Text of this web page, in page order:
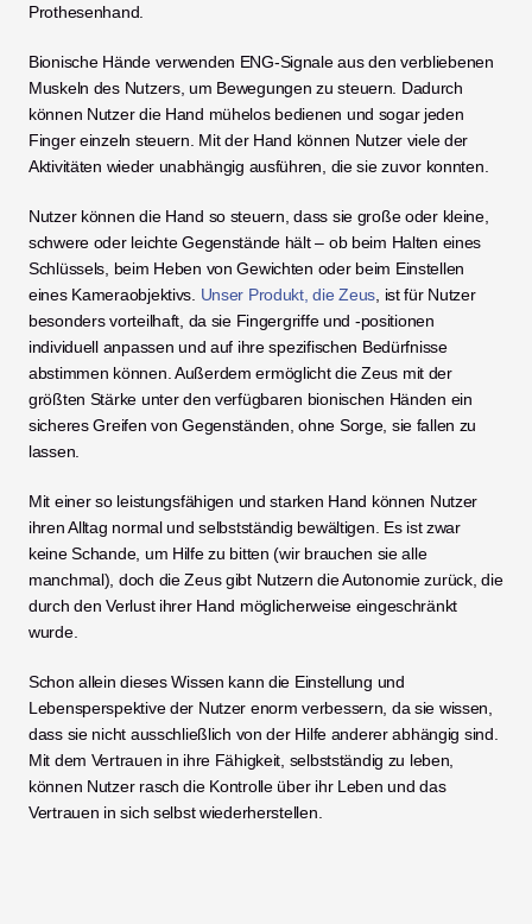
Prothesenhand.
Bionische Hände verwenden ENG-Signale aus den verbliebenen
Muskeln des Nutzers, um Bewegungen zu steuern. Dadurch
können Nutzer die Hand mühelos bedienen und sogar jeden
Finger einzeln steuern. Mit der Hand können Nutzer viele der
Aktivitäten wieder unabhängig ausführen, die sie zuvor konnten.
Nutzer können die Hand so steuern, dass sie große oder kleine,
schwere oder leichte Gegenstände hält – ob beim Halten eines
Schlüssels, beim Heben von Gewichten oder beim Einstellen
eines Kameraobjektivs. Unser Produkt, die Zeus , ist für Nutzer
besonders vorteilhaft, da sie Fingergriffe und -positionen
individuell anpassen und auf ihre spezifischen Bedürfnisse
abstimmen können. Außerdem ermöglicht die Zeus mit der
größten Stärke unter den verfügbaren bionischen Händen ein
sicheres Greifen von Gegenständen, ohne Sorge, sie fallen zu
lassen.
Mit einer so leistungsfähigen und starken Hand können Nutzer
ihren Alltag normal und selbstständig bewältigen. Es ist zwar
keine Schande, um Hilfe zu bitten (wir brauchen sie alle
manchmal), doch die Zeus gibt Nutzern die Autonomie zurück, die
durch den Verlust ihrer Hand möglicherweise eingeschränkt
wurde.
Schon allein dieses Wissen kann die Einstellung und
Lebensperspektive der Nutzer enorm verbessern, da sie wissen,
dass sie nicht ausschließlich von der Hilfe anderer abhängig sind.
Mit dem Vertrauen in ihre Fähigkeit, selbstständig zu leben,
können Nutzer rasch die Kontrolle über ihr Leben und das
Vertrauen in sich selbst wiederherstellen.